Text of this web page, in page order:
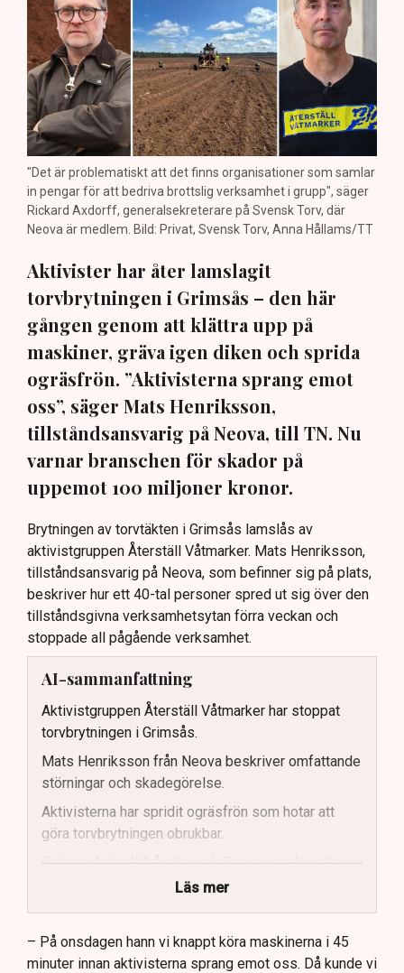
"Det är problematiskt att det finns organisationer som samlar
in pengar för att bedriva brottslig verksamhet i grupp", säger
Rickard Axdorff, generalsekreterare på Svensk Torv, där
Neova är medlem. Bild: Privat, Svensk Torv, Anna Hållams/TT
Aktivister har åter lamslagit
torvbrytningen i Grimsås – den här
gången genom att klättra upp på
maskiner, gräva igen diken och sprida
ogräsfrön. ”Aktivisterna sprang emot
oss”, säger Mats Henriksson,
tillståndsansvarig på Neova, till TN. Nu
varnar branschen för skador på
uppemot 100 miljoner kronor.
Brytningen av torvtäkten i Grimsås lamslås av
aktivistgruppen Återställ Våtmarker. Mats Henriksson,
tillståndsansvarig på Neova, som befinner sig på plats,
beskriver hur ett 40-tal personer spred ut sig över den
tillståndsgivna verksamhetsytan förra veckan och
stoppade all pågående verksamhet.
AI-sammanfattning
Aktivistgruppen Återställ Våtmarker har stoppat
torvbrytningen i Grimsås.
Mats Henriksson från Neova beskriver omfattande
störningar och skadegörelse.
Aktivisterna har spridit ogräsfrön som hotar att
göra torvbrytningen obrukbar.
Rickard Axdorff från Svensk Torv varnar för ett
stort ekonomiskt sabotage.
Dialogpolisen på plats står maktlös inför
aktivisternas handlingar.
Frågor kvarstår om finansiering av illegal aktivism.
Läs mer
– På onsdagen hann vi knappt köra maskinerna i 45
minuter innan aktivisterna sprang emot oss. Då kunde vi